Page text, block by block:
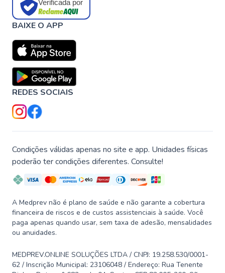
Verificada por
BAIXE O APP
REDES SOCIAIS
Condições válidas apenas no site e app. Unidades físicas
poderão ter condições diferentes. Consulte!
A Medprev não é plano de saúde e não garante a cobertura
financeira de riscos e de custos assistenciais à saúde. Você
paga apenas quando usar, sem taxa de adesão, mensalidades
ou anuidades.
MEDPREV.ONLINE SOLUÇÕES LTDA / CNPJ: 19.258.530/0001-
62 / Inscrição Municipal: 23106048 / Endereço: Rua Tenente